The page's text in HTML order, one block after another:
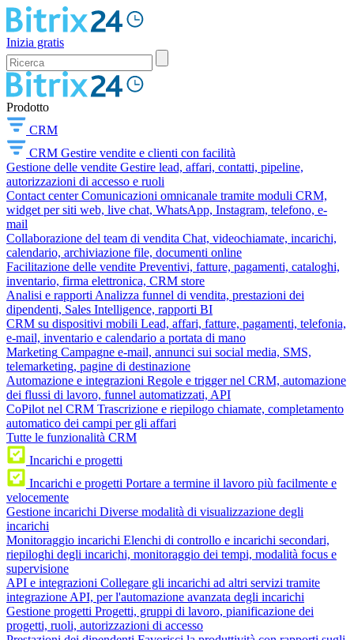
Inizia gratis
Prodotto
CRM
CRM Gestire vendite e clienti con facilità
Gestione delle vendite Gestire lead, affari, contatti, pipeline,
autorizzazioni di accesso e ruoli
Contact center Comunicazioni omnicanale tramite moduli CRM,
widget per siti web, live chat, WhatsApp, Instagram, telefono, e-
mail
Collaborazione del team di vendita Chat, videochiamate, incarichi,
calendario, archiviazione file, documenti online
Facilitazione delle vendite Preventivi, fatture, pagamenti, cataloghi,
inventario, firma elettronica, CRM store
Analisi e rapporti Analizza funnel di vendita, prestazioni dei
dipendenti, Sales Intelligence, rapporti BI
CRM su dispositivi mobili Lead, affari, fatture, pagamenti, telefonia,
e-mail, inventario e calendario a portata di mano
Marketing Campagne e-mail, annunci sui social media, SMS,
telemarketing, pagine di destinazione
Automazione e integrazioni Regole e trigger nel CRM, automazione
dei flussi di lavoro, funnel automatizzati, API
CoPilot nel CRM Trascrizione e riepilogo chiamate, completamento
automatico dei campi per gli affari
Tutte le funzionalità CRM
Incarichi e progetti
Incarichi e progetti Portare a termine il lavoro più facilmente e
velocemente
Gestione incarichi Diverse modalità di visualizzazione degli
incarichi
Monitoraggio incarichi Elenchi di controllo e incarichi secondari,
riepiloghi degli incarichi, monitoraggio dei tempi, modalità focus e
supervisione
API e integrazioni Collegare gli incarichi ad altri servizi tramite
integrazione API, per l'automazione avanzata degli incarichi
Gestione progetti Progetti, gruppi di lavoro, pianificazione dei
progetti, ruoli, autorizzazioni di accesso